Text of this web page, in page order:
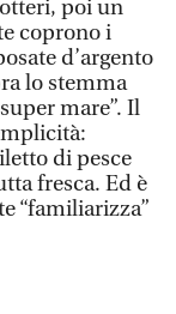
poi un
coprono i
d’argento
lo stemma
mare”. Il
di pesce
fresca. Ed è
“familiarizza”